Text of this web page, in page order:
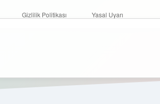
Gizlilik Politikası Yasal Uyarı